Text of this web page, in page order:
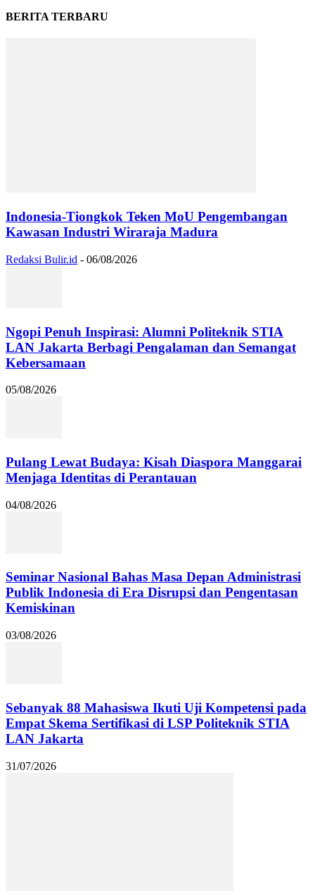
BERITA TERBARU
Indonesia-Tiongkok Teken MoU Pengembangan
Kawasan Industri Wiraraja Madura
Redaksi Bulir.id - 06/08/2026
Ngopi Penuh Inspirasi: Alumni Politeknik STIA
LAN Jakarta Berbagi Pengalaman dan Semangat
Kebersamaan
05/08/2026
Pulang Lewat Budaya: Kisah Diaspora Manggarai
Menjaga Identitas di Perantauan
04/08/2026
Seminar Nasional Bahas Masa Depan Administrasi
Publik Indonesia di Era Disrupsi dan Pengentasan
Kemiskinan
03/08/2026
Sebanyak 88 Mahasiswa Ikuti Uji Kompetensi pada
Empat Skema Sertifikasi di LSP Politeknik STIA
LAN Jakarta
31/07/2026